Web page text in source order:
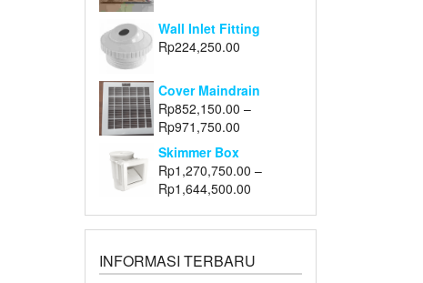
Wall Inlet Fitting
Rp224,250.00
Cover Maindrain
Rp852,150.00 –
Rp971,750.00
Skimmer Box
Rp1,270,750.00 –
Rp1,644,500.00
INFORMASI TERBARU